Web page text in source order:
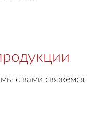
с вами свяжемся